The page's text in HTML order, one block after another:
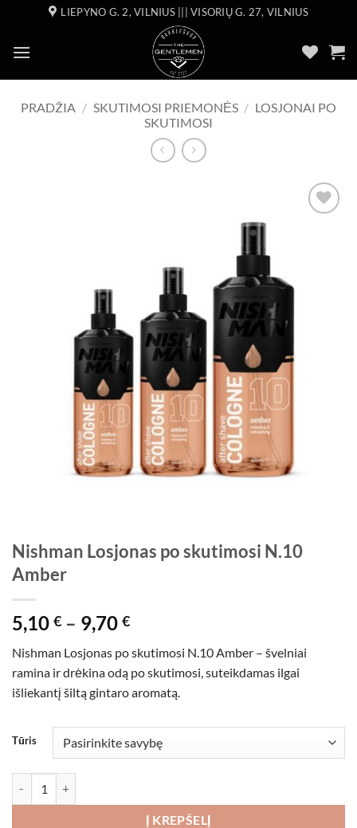
content
LIEPYNO G. 2, VILNIUS ||| VISORIŲ G. 27, VILNIUS
PRADŽIA / SKUTIMOSI PRIEMONĖS / LOSJONAI PO
SKUTIMOSI
Nishman Losjonas po skutimosi N.10
Amber
5,10 € – 9,70 €Price
5,10 €
through
9,70 €
Nishman Losjonas po skutimosi N.10 Amber – švelniai
ramina ir drėkina odą po skutimosi, suteikdamas ilgai
išliekantį šiltą gintaro aromatą.
Tūris
Į KREPŠELĮ